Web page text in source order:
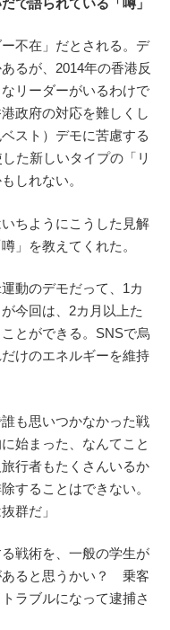
不在」だとされる。デ
るが、2014年の香港反
リーダーがいるわけで
政府の対応を難しくし
スト）デモに苦慮する
た新しいタイプの「リ
しれない。
ちようにこうした見解
」を教えてくれた。
動のデモだって、1カ
今回は、2カ月以上た
とができる。SNSで烏
けのエネルギーを維持
も思いつかなかった戦
始まった、なんてこと
行者もたくさんいるか
することはできない。
群だ」
戦術を、一般の学生が
あると思うかい？ 乗客
ラブルになって逮捕さ